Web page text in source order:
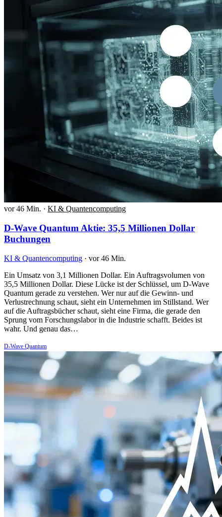
vor 46 Min. · KI & Quantencomputing
D-Wave Quantum Aktie: 35,5 Millionen Dollar
Buchungen
KI & Quantencomputing · vor 46 Min.
Ein Umsatz von 3,1 Millionen Dollar. Ein Auftragsvolumen von
35,5 Millionen Dollar. Diese Lücke ist der Schlüssel, um D-Wave
Quantum gerade zu verstehen. Wer nur auf die Gewinn- und
Verlustrechnung schaut, sieht ein Unternehmen im Stillstand. Wer
auf die Auftragsbücher schaut, sieht eine Firma, die gerade den
Sprung vom Forschungslabor in die Industrie schafft. Beides ist
wahr. Und genau das…
D-Wave Quantum